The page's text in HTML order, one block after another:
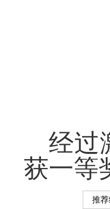
经过
获一等
推荐